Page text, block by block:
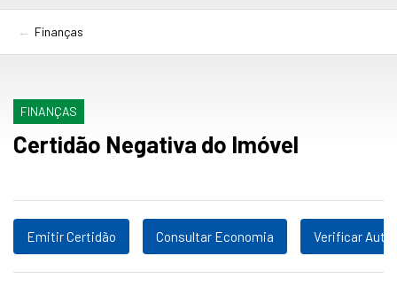
Finanças
FINANÇAS
Certidão Negativa do Imóvel
Emitir Certidão Consultar Economia Verificar